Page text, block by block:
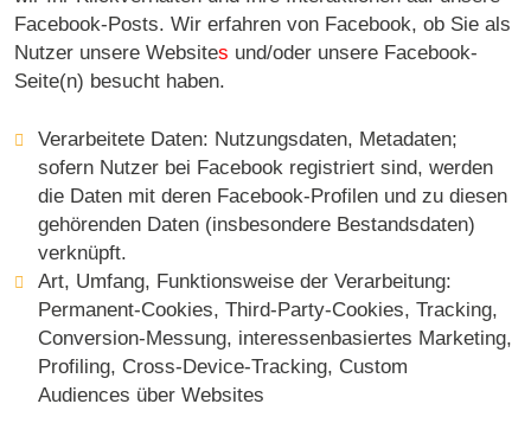
Facebook-Posts. Wir erfahren von Facebook, ob Sie als
Nutzer unsere Websites und/oder unsere Facebook-
Seite(n) besucht haben.
Verarbeitete Daten: Nutzungsdaten, Metadaten;
sofern Nutzer bei Facebook registriert sind, werden
die Daten mit deren Facebook-Profilen und zu diesen
gehörenden Daten (insbesondere Bestandsdaten)
verknüpft.
Art, Umfang, Funktionsweise der Verarbeitung:
Permanent-Cookies, Third-Party-Cookies, Tracking,
Conversion-Messung, interessenbasiertes Marketing,
Profiling, Cross-Device-Tracking, Custom
Audiences über Websites